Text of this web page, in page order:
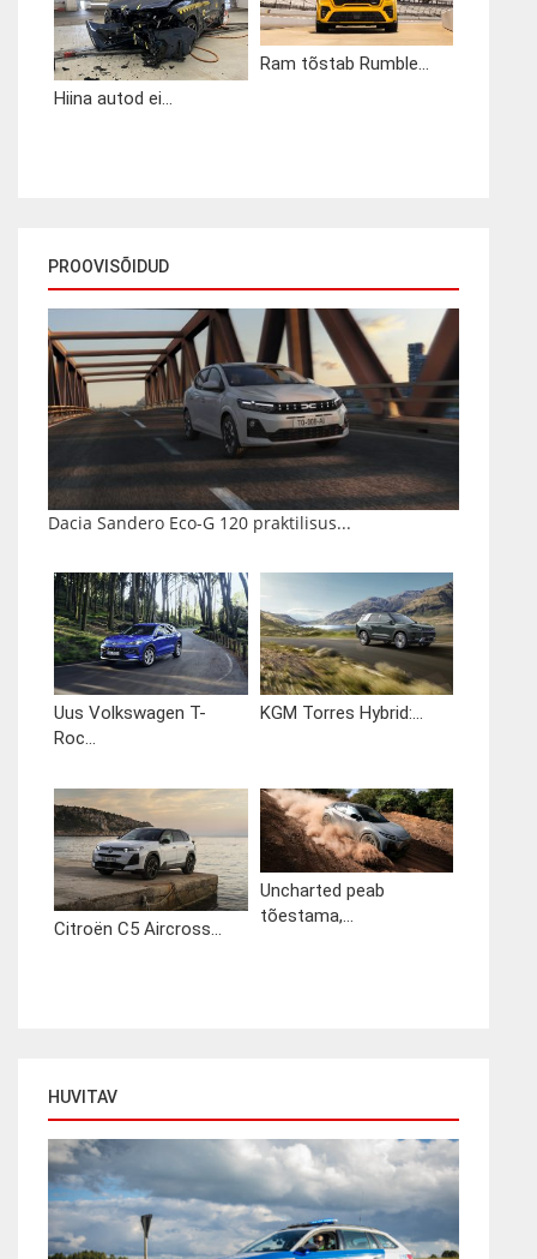
Hiina autod ei...
Ram tõstab Rumble...
PROOVISÕIDUD
Dacia Sandero Eco-G 120 praktilisus...
Uus Volkswagen T-
Roc...
KGM Torres Hybrid:...
Citroën C5 Aircross...
Uncharted peab
tõestama,...
HUVITAV